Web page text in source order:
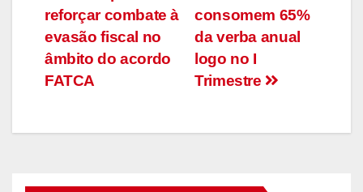
artigos
consomem 65%
da verba anual
logo no I
Trimestre
reforçar combate à
evasão fiscal no
âmbito do acordo
FATCA